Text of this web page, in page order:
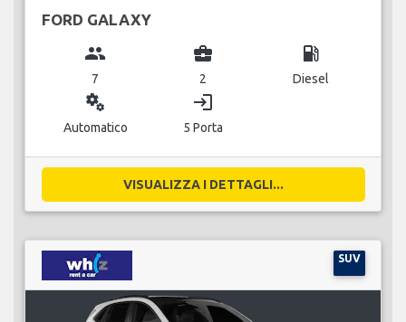
FORD GALAXY
group
7
business_center
2
local_gas_station
Diesel
miscellaneous_services
Automatico
login
5 Porta
VISUALIZZA I DETTAGLI...
SUV